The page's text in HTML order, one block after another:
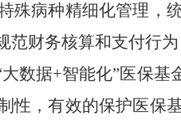
殊病种精细化管理，
财务核算和支付行
大数据+智能化”医保
性，有效的保护医保